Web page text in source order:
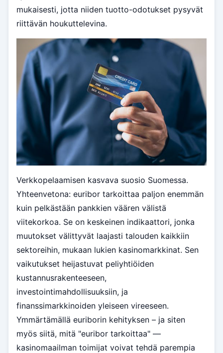
mukaisesti, jotta niiden tuotto-odotukset pysyvät
riittävän houkuttelevina.
Verkkopelaamisen kasvava suosio Suomessa.
Yhteenvetona: euribor tarkoittaa paljon enemmän
kuin pelkästään pankkien väären välistä
viitekorkoa. Se on keskeinen indikaattori, jonka
muutokset välittyvät laajasti talouden kaikkiin
sektoreihin, mukaan lukien kasinomarkkinat. Sen
vaikutukset heijastuvat peliyhtiöiden
kustannusrakenteeseen,
investointimahdollisuuksiin, ja
finanssimarkkinoiden yleiseen vireeseen.
Ymmärtämällä euriborin kehityksen – ja siten
myös siitä, mitä "euribor tarkoittaa" —
kasinomaailman toimijat voivat tehdä parempia